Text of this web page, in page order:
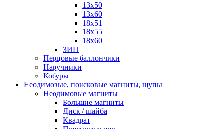
13х50
13х60
18х51
18х55
18х60
ЗИП
Перцовые баллончики
Наручники
Кобуры
Неодимовые, поисковые магниты, щупы
Неодимовые магниты
Большие магниты
Диск / шайба
Квадрат